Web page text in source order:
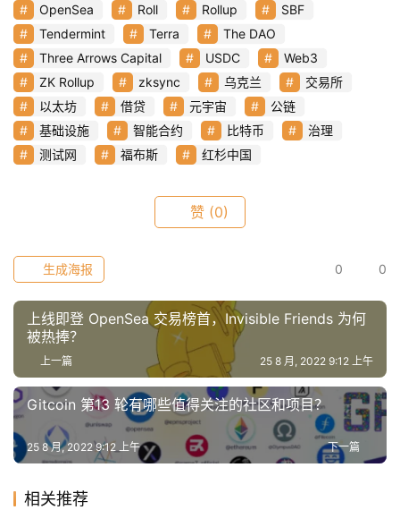
OpenSea
Roll Rollup
SBF
Tendermint
Terra
The DAO
Three Arrows Capital
USDC
Web3
ZK Rollup
zksync 乌克兰
交易所
以太坊
借贷 元宇宙
公链
基础设施
智能合约 比特币
治理
测试网
福布斯 红杉中国
赞 (0)
0 0
生成海报
上线即登 OpenSea 交易榜首，Invisible Friends 为何
被热捧？
上一篇 25 8 月, 2022 9:12 上午
Gitcoin 第13 轮有哪些值得关注的社区和项目？
下一篇
25 8 月, 2022 9:12 上午
相关推荐